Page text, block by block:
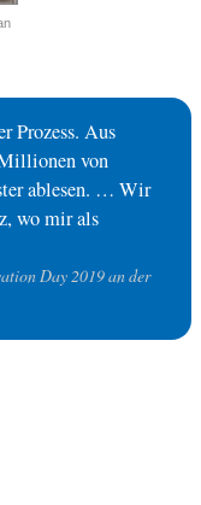
Prozess. Aus
von
ablesen. … Wir
wo mir als
Day 2019 an der